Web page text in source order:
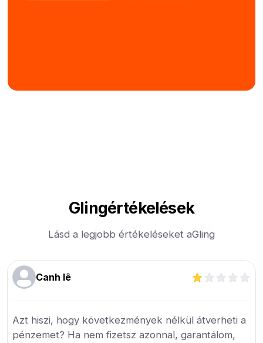
Glingértékelések
Lásd a legjobb értékeléseket aGling
Canh lê
Azt hiszi, hogy következmények nélkül átverheti a
pénzemet? Ha nem fizetsz azonnal, garantálom,